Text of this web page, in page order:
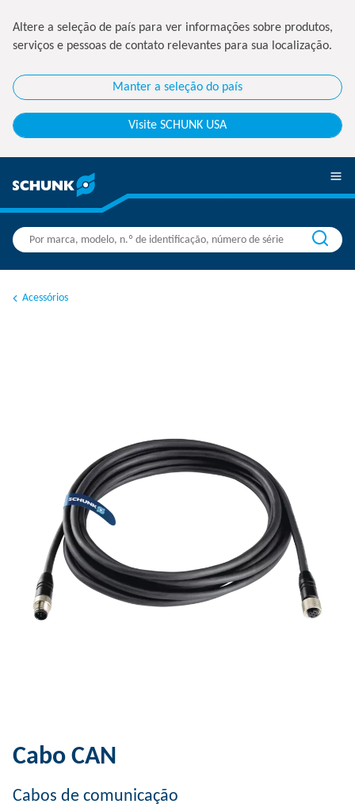
Altere a seleção de país para ver informações sobre produtos,
serviços e pessoas de contato relevantes para sua localização.
Manter a seleção do país
Visite SCHUNK USA
Acessórios
Cabo CAN
Cabos de comunicação